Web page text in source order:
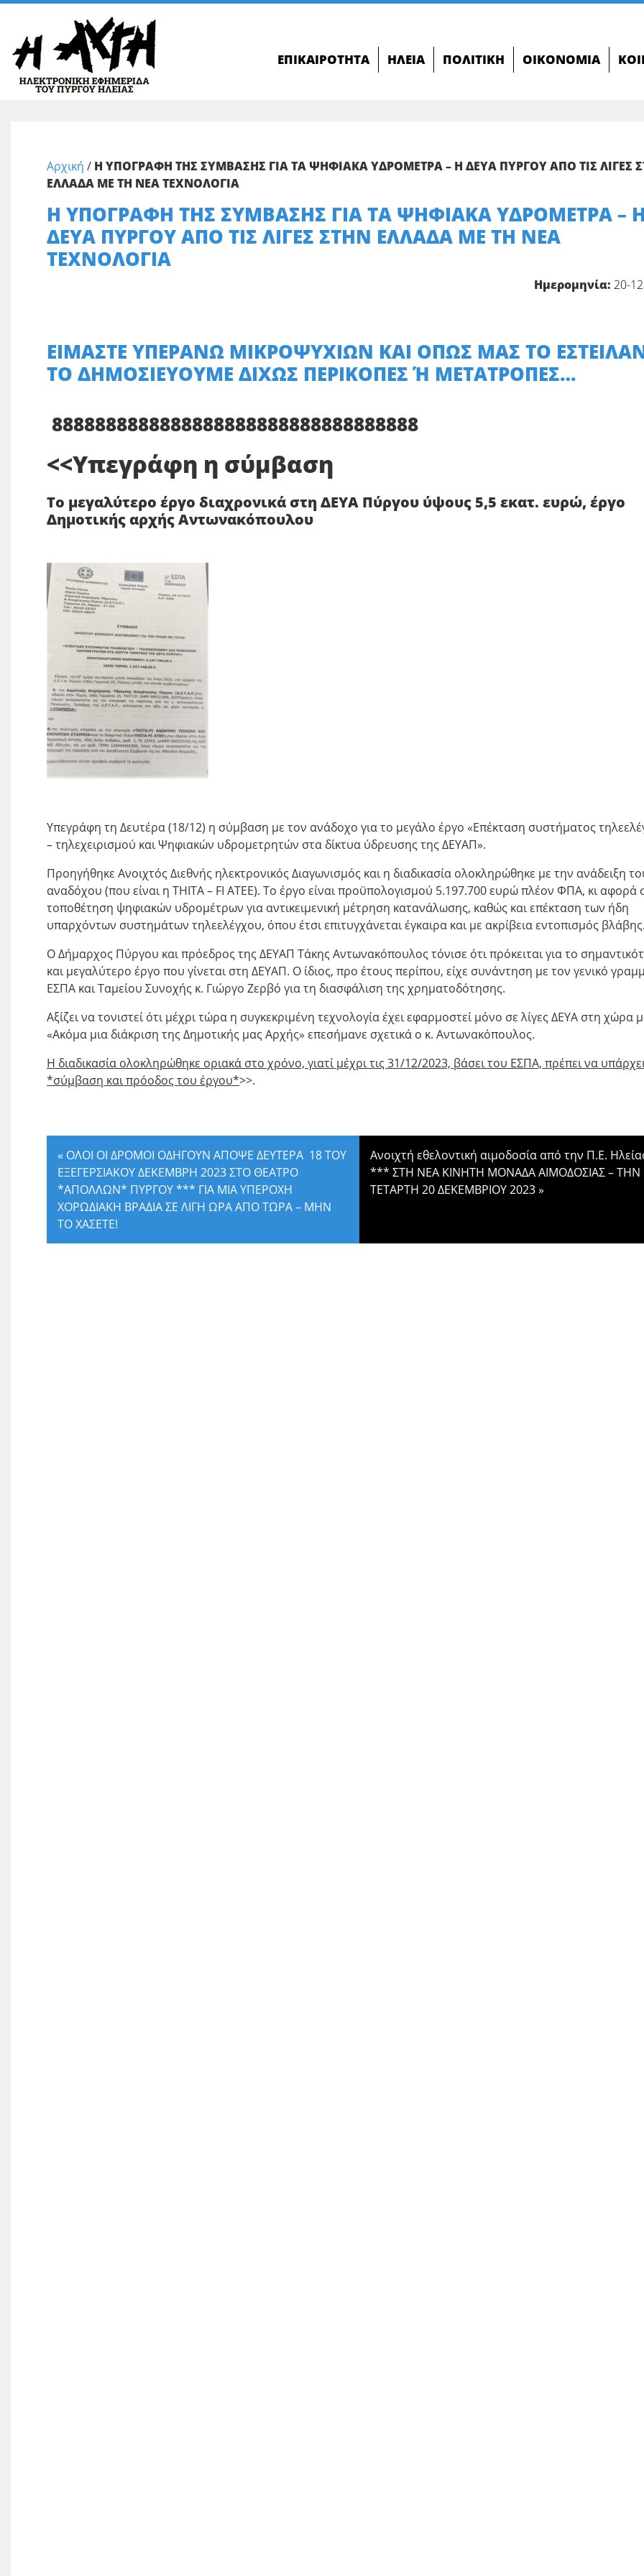
ΕΠΙΚΑΙΡΌΤΗΤΑ ΗΛΕΊΑ ΠΟΛΙΤΙΚΉ ΟΙΚΟΝΟΜΊΑ
Αρχική / Η ΥΠΟΓΡΑΦΗ ΤΗΣ ΣΥΜΒΑΣΗΣ ΓΙΑ ΤΑ ΨΗΦΙΑΚΑ ΥΔΡΟΜΕΤΡΑ – Η ΔΕΥΑ ΠΥΡΓΟΥ ΑΠΟ ΤΙΣ ΛΙΓΕΣ
ΕΛΛΑΔΑ ΜΕ ΤΗ ΝΕΑ ΤΕΧΝΟΛΟΓΙΑ
Η ΥΠΟΓΡΑΦΗ ΤΗΣ ΣΥΜΒΑΣΗΣ ΓΙΑ ΤΑ ΨΗΦΙΑΚΑ ΥΔΡΟΜΕΤΡΑ – Η
ΔΕΥΑ ΠΥΡΓΟΥ ΑΠΟ ΤΙΣ ΛΙΓΕΣ ΣΤΗΝ ΕΛΛΑΔΑ ΜΕ ΤΗ ΝΕΑ
ΤΕΧΝΟΛΟΓΙΑ
Ημερομηνία: 20-
ΕΙΜΑΣΤΕ ΥΠΕΡΑΝΩ ΜΙΚΡΟΨΥΧΙΩΝ ΚΑΙ ΟΠΩΣ ΜΑΣ ΤΟ
ΤΟ ΔΗΜΟΣΙΕΥΟΥΜΕ ΔΙΧΩΣ ΠΕΡΙΚΟΠΕΣ Ή ΜΕΤΑΤΡΟΠΕΣ…
8888888888888888888888888888888888
<<Υπεγράφη η σύμβαση
Το μεγαλύτερο έργο διαχρονικά στη ΔΕΥΑ Πύργου ύψους 5,5 εκατ. ευρώ, έργο
Δημοτικής αρχής Αντωνακόπουλου
Υπεγράφη τη Δευτέρα (18/12) η σύμβαση με τον ανάδοχο για το μεγάλο έργο «Επέκταση συστήματος
– τηλεχειρισμού και Ψηφιακών υδρομετρητών στα δίκτυα ύδρευσης της ΔΕΥΑΠ».
Προηγήθηκε Ανοιχτός Διεθνής ηλεκτρονικός Διαγωνισμός και η διαδικασία ολοκληρώθηκε με την ανάδειξη
αναδόχου (που είναι η THITA – FI ΑΤΕΕ). Το έργο είναι προϋπολογισμού 5.197.700 ευρώ πλέον ΦΠΑ, κι αφορά
τοποθέτηση ψηφιακών υδρομέτρων για αντικειμενική μέτρηση κατανάλωσης, καθώς και επέκταση των ήδη
υπαρχόντων συστημάτων τηλεελέγχου, όπου έτσι επιτυγχάνεται έγκαιρα και με ακρίβεια εντοπισμός βλάβης.
Ο Δήμαρχος Πύργου και πρόεδρος της ΔΕΥΑΠ Τάκης Αντωνακόπουλος τόνισε ότι πρόκειται για το
και μεγαλύτερο έργο που γίνεται στη ΔΕΥΑΠ. Ο ίδιος, προ έτους περίπου, είχε συνάντηση με τον γενικό
ΕΣΠΑ και Ταμείου Συνοχής κ. Γιώργο Ζερβό για τη διασφάλιση της χρηματοδότησης.
Αξίζει να τονιστεί ότι μέχρι τώρα η συγκεκριμένη τεχνολογία έχει εφαρμοστεί μόνο σε λίγες ΔΕΥΑ στη χώρα
«Ακόμα μια διάκριση της Δημοτικής μας Αρχής» επεσήμανε σχετικά ο κ. Αντωνακόπουλος.
Η διαδικασία ολοκληρώθηκε οριακά στο χρόνο, γιατί μέχρι τις 31/12/2023, βάσει του ΕΣΠΑ, πρέπει να
*σύμβαση και πρόοδος του έργου*>>.
« ΟΛΟΙ ΟΙ ΔΡΟΜΟΙ ΟΔΗΓΟΥΝ ΑΠΟΨΕ ΔΕΥΤΕΡΑ 18 ΤΟΥ
ΕΞΕΓΕΡΣΙΑΚΟΥ ΔΕΚΕΜΒΡΗ 2023 ΣΤΟ ΘΕΑΤΡΟ
*ΑΠΟΛΛΩΝ* ΠΥΡΓΟΥ *** ΓΙΑ ΜΙΑ ΥΠΕΡΟΧΗ
ΧΟΡΩΔΙΑΚΗ ΒΡΑΔΙΑ ΣΕ ΛΙΓΗ ΩΡΑ ΑΠΟ ΤΩΡΑ – ΜΗΝ
ΤΟ ΧΑΣΕΤΕ!
Ανοιχτή εθελοντική αιμοδοσία από την Π.Ε.
*** ΣΤΗ ΝΕΑ ΚΙΝΗΤΗ ΜΟΝΑΔΑ ΑΙΜΟΔΟΣΙΑΣ – THN
ΤΕΤΑΡΤΗ 20 ΔΕΚΕΜΒΡΙΟΥ 2023»